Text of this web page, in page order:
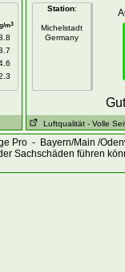
m3
Station:
Michelstadt
Germany
Luftqualität - Volle
Pro - Bayern/Main /
Sachschäden führen